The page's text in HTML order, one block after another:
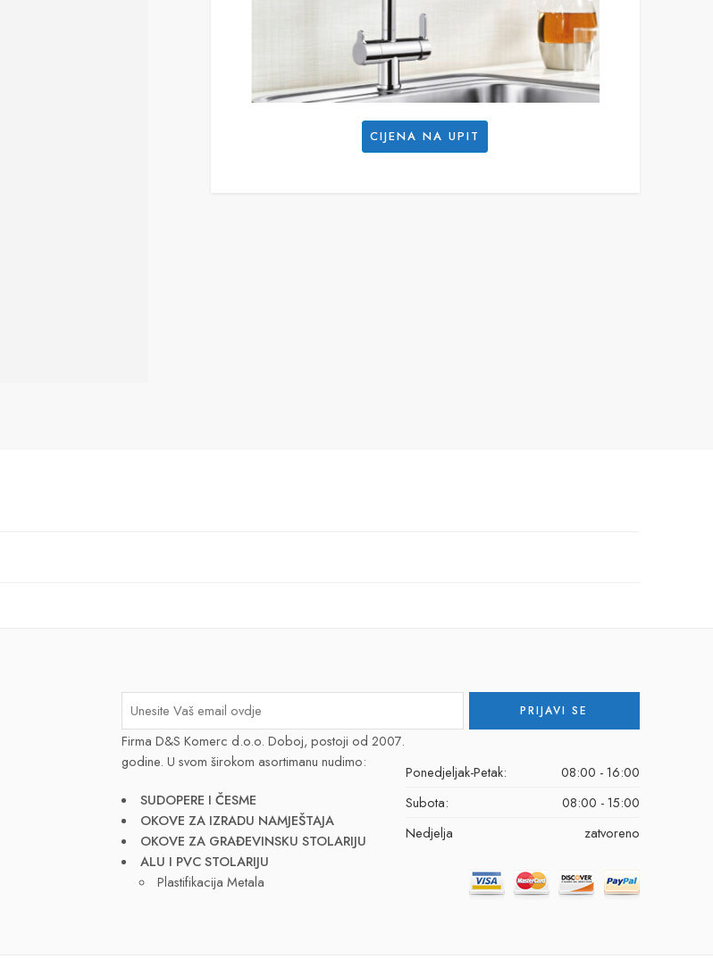
CIJENA NA UPIT
Firma D&S Komerc d.o.o. Doboj, postoji od 2007.
godine. U svom širokom asortimanu nudimo:
SUDOPERE I ČESME
OKOVE ZA IZRADU NAMJEŠTAJA
OKOVE ZA GRAĐEVINSKU STOLARIJU
ALU I PVC STOLARIJU
Plastifikacija Metala
Ponedjeljak-Petak:
08:00 - 16:00
Subota:
08:00 - 15:00
Nedjelja
zatvoreno